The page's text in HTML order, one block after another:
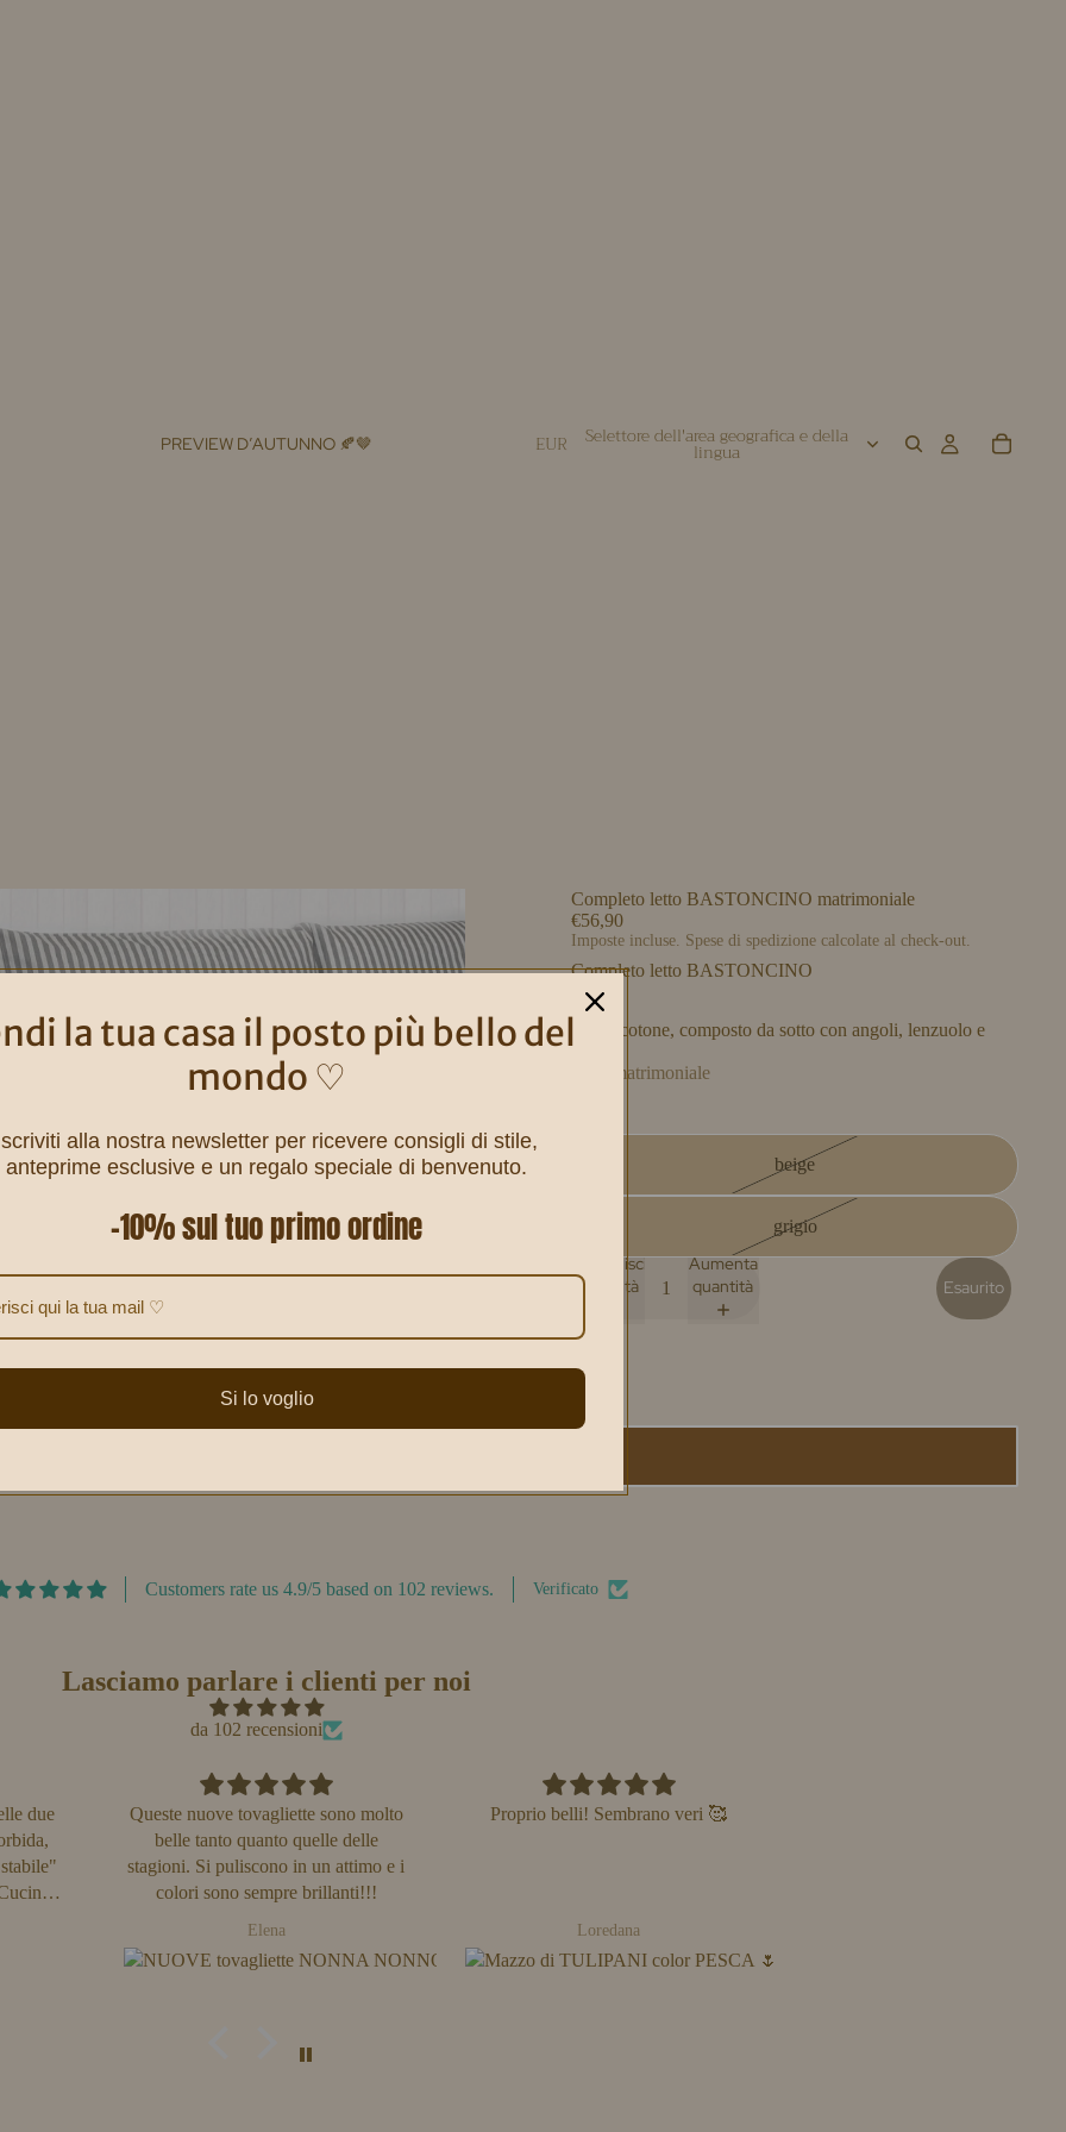
PREVIEW D’AUTUNNO 🍂🤎
Primavera 🌸 Estate 🌊
EUR Selettore dell'area geografica e della
lingua
Completo letto BASTONCINO matrimoniale
€56,90
Imposte incluse. Spese di spedizione calcolate al check-out.
Completo letto BASTONCINO
100% cotone, composto da sotto con angoli, lenzuolo e
federe.
matrimoniale
beige
grigio
Diminuisci
quantità
Aumenta
quantità
Esaurito
Customers rate us 4.9/5 based on 102 reviews. Verificato
Lasciamo parlare i clienti per noi
da 102 recensioni
molto
delle
e i
Proprio belli! Sembrano veri 🥰
Loredana
Bellissimo centrotavola!!
CRISTIANA CASALINI
la tua casa il posto più bello del
mondo ♡
alla nostra newsletter per ricevere consigli di stile,
anteprime esclusive e un regalo speciale di benvenuto.
-10% sul tuo primo ordine
Si lo voglio